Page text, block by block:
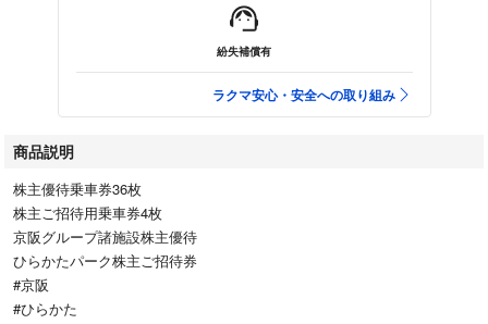
紛失補償有
ラクマ安心・安全への取り組み
商品説明
株主優待乗車券36枚
株主ご招待用乗車券4枚
京阪グループ諸施設株主優待
ひらかたパーク株主ご招待券
#京阪
#ひらかた